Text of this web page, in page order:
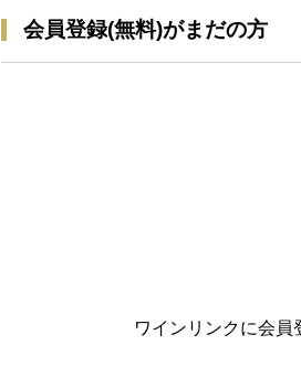
会員登録(無料)がまだの方
ワインリンクに会員